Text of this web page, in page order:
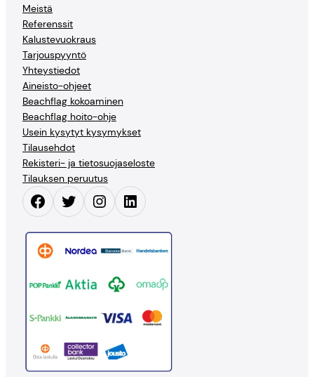
Meistä
Referenssit
Kalustevuokraus
Tarjouspyyntö
Yhteystiedot
Aineisto-ohjeet
Beachflag kokoaminen
Beachflag hoito-ohje
Usein kysytyt kysymykset
Tilausehdot
Rekisteri- ja tietosuojaseloste
Tilauksen peruutus
Facebook Twitter Instagram LinkedIn